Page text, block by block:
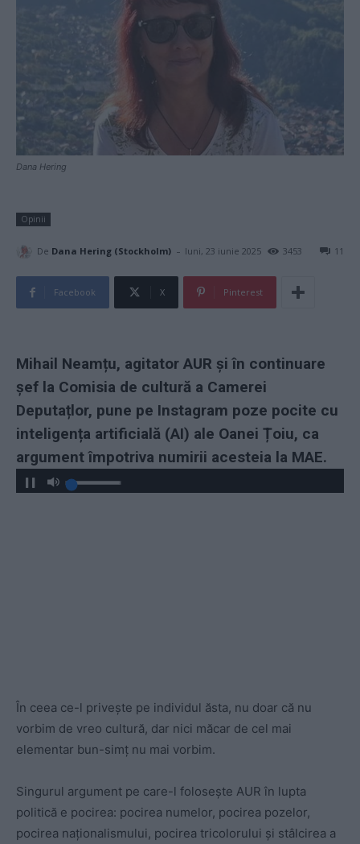
Dana Hering
Opinii
De Dana Hering (Stockholm) - luni, 23 iunie 2025 11
3453
Facebook X Pinterest
Mihail Neamțu, agitator AUR și în continuare
șef la Comisia de cultură a Camerei
Deputațlor, pune pe Instagram poze pocite cu
inteligența artificială (AI) ale Oanei Țoiu, ca
argument împotriva numirii acesteia la MAE.
În ceea ce-l privește pe individul ăsta, nu doar că nu
vorbim de vreo cultură, dar nici măcar de cel mai
elementar bun-simț nu mai vorbim.
Singurul argument pe care-l folosește AUR în lupta
politică e pocirea: pocirea numelor, pocirea pozelor,
pocirea naționalismului, pocirea tricolorului și stâlcirea a